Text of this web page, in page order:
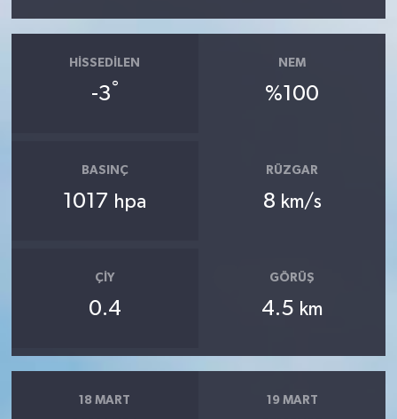
HISSEDILEN
-3°
NEM
%100
BASINÇ
1017 hpa
RÜZGAR
8 km/s
ÇIY
0.4
GÖRÜŞ
4.5 km
18 MART 19 MART